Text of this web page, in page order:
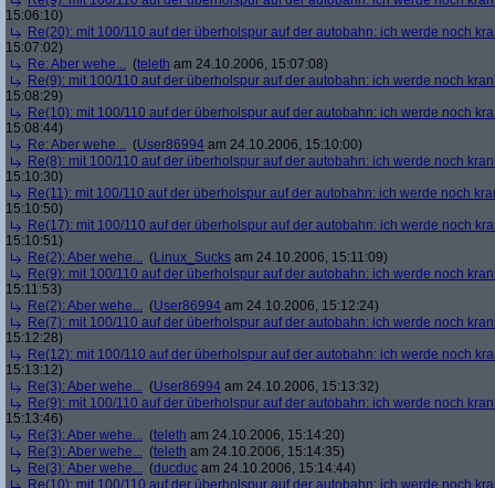
15:06:10)
Re(20): mit 100/110 auf der überholspur auf der autobahn: ich werde noch
15:07:02)
Re: Aber wehe... (teleth am 24.10.2006, 15:07:08)
Re(9): mit 100/110 auf der überholspur auf der autobahn: ich werde noch
15:08:29)
Re(10): mit 100/110 auf der überholspur auf der autobahn: ich werde noch
15:08:44)
Re: Aber wehe... (User86994 am 24.10.2006, 15:10:00)
Re(8): mit 100/110 auf der überholspur auf der autobahn: ich werde noch
15:10:30)
Re(11): mit 100/110 auf der überholspur auf der autobahn: ich werde noch
15:10:50)
Re(17): mit 100/110 auf der überholspur auf der autobahn: ich werde noch
15:10:51)
Re(2): Aber wehe... (Linux_Sucks am 24.10.2006, 15:11:09)
Re(9): mit 100/110 auf der überholspur auf der autobahn: ich werde noch
15:11:53)
Re(2): Aber wehe... (User86994 am 24.10.2006, 15:12:24)
Re(7): mit 100/110 auf der überholspur auf der autobahn: ich werde noch
15:12:28)
Re(12): mit 100/110 auf der überholspur auf der autobahn: ich werde noch
15:13:12)
Re(3): Aber wehe... (User86994 am 24.10.2006, 15:13:32)
Re(9): mit 100/110 auf der überholspur auf der autobahn: ich werde noch
15:13:46)
Re(3): Aber wehe... (teleth am 24.10.2006, 15:14:20)
Re(3): Aber wehe... (teleth am 24.10.2006, 15:14:35)
Re(3): Aber wehe... (ducduc am 24.10.2006, 15:14:44)
Re(10): mit 100/110 auf der überholspur auf der autobahn: ich werde noch